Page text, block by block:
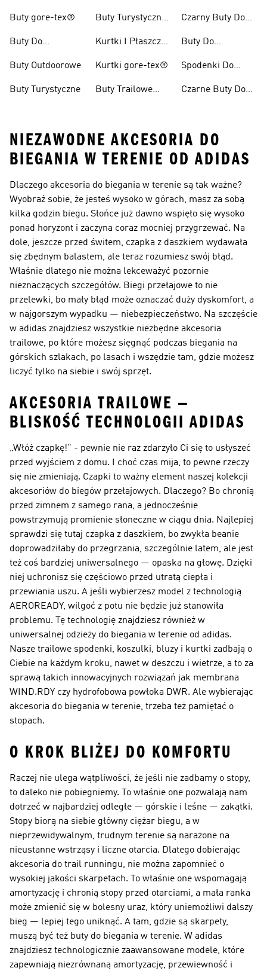
W Terenie
Buty gore-tex®
Buty Do
Buty Outdoorowe
Buty Turystyczne
Buty Turystyczne
Kurtki I Płaszcze
Kurtki gore-tex®
Buty Trailowe
Czarny Buty Do
Wędrówek
Buty Do
Górskiego Dla
Kobiet
Spodenki Do
Trailowych
Czarne Buty Do
NIEZAWODNE AKCESORIA DO
BIEGANIA W TERENIE OD ADIDAS
Dlaczego akcesoria do biegania w terenie są tak ważne?
Wyobraź sobie, że jesteś wysoko w górach, masz za sobą
kilka godzin biegu. Słońce już dawno wspięło się wysoko
ponad horyzont i zaczyna coraz mocniej przygrzewać. Na
dole, jeszcze przed świtem, czapka z daszkiem wydawała
się zbędnym balastem, ale teraz rozumiesz swój błąd.
Właśnie dlatego nie można lekceważyć pozornie
nieznaczących szczegółów. Biegi przełajowe to nie
przelewki, bo mały błąd może oznaczać duży dyskomfort, a
w najgorszym wypadku — niebezpieczeństwo. Na szczęście
w adidas znajdziesz wszystkie niezbędne akcesoria
trailowe, po które możesz sięgnąć podczas biegania na
górskich szlakach, po lasach i wszędzie tam, gdzie możesz
liczyć tylko na siebie i swój sprzęt.
AKCESORIA TRAILOWE —
BLISKOŚĆ TECHNOLOGII ADIDAS
„Włóż czapkę!" - pewnie nie raz zdarzyło Ci się to usłyszeć
przed wyjściem z domu. I choć czas mija, to pewne rzeczy
się nie zmieniają. Czapki to ważny element naszej kolekcji
akcesoriów do biegów przełajowych. Dlaczego? Bo chronią
przed zimnem z samego rana, a jednocześnie
powstrzymują promienie słoneczne w ciągu dnia. Najlepiej
sprawdzi się tutaj czapka z daszkiem, bo zwykła beanie
doprowadziłaby do przegrzania, szczególnie latem, ale jest
też coś bardziej uniwersalnego — opaska na głowę. Dzięki
niej uchronisz się częściowo przed utratą ciepła i
przewiania uszu. A jeśli wybierzesz model z technologią
AEROREADY, wilgoć z potu nie będzie już stanowiła
problemu. Tę technologię znajdziesz również w
uniwersalnej odzieży do biegania w terenie od adidas.
Nasze trailowe spodenki, koszulki, bluzy i kurtki zadbają o
Ciebie na każdym kroku, nawet w deszczu i wietrze, a to za
sprawą takich innowacyjnych rozwiązań jak membrana
WIND.RDY czy hydrofobowa powłoka DWR. Ale wybierając
akcesoria do biegania w terenie, trzeba też pamiętać o
stopach.
O KROK BLIŻEJ DO KOMFORTU
Raczej nie ulega wątpliwości, że jeśli nie zadbamy o stopy,
to daleko nie pobiegniemy. To właśnie one pozwalają nam
dotrzeć w najbardziej odległe — górskie i leśne — zakątki.
Stopy biorą na siebie główny ciężar biegu, a w
nieprzewidywalnym, trudnym terenie są narażone na
nieustanne wstrząsy i liczne otarcia. Dlatego dobierając
akcesoria do trail runningu, nie można zapomnieć o
wysokiej jakości skarpetach. To właśnie one wspomagają
amortyzację i chronią stopy przed otarciami, a mała ranka
może zmienić się w bolesny uraz, który uniemożliwi dalszy
bieg — lepiej tego uniknąć. A tam, gdzie są skarpety,
muszą być też buty do biegania w terenie. W adidas
znajdziesz technologicznie zaawansowane modele, które
zapewniają niezrównaną amortyzację, przewiewność i